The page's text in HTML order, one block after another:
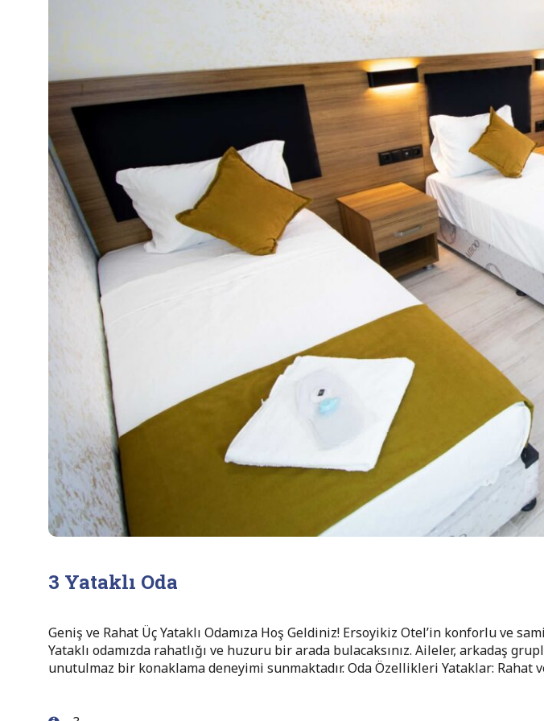
3 Yataklı Oda
Geniş ve Rahat Üç Yataklı Odamıza Hoş Geldiniz! Ersoyikiz Otel’in konforlu ve
Yataklı odamızda rahatlığı ve huzuru bir arada bulacaksınız. Aileler, arkadaş
unutulmaz bir konaklama deneyimi sunmaktadır. Oda Özellikleri Yataklar: Rahat